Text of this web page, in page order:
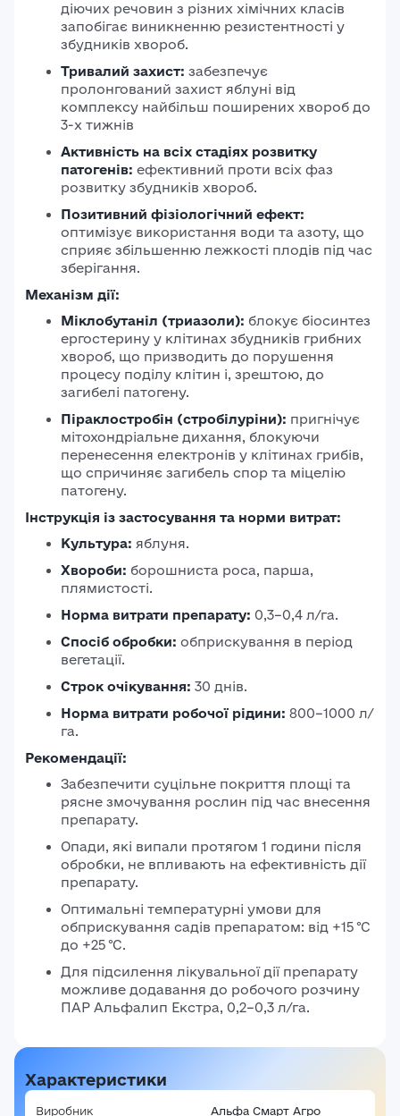
діючих речовин з різних хімічних класів
запобігає виникненню резистентності у
збудників хвороб.
Тривалий захист: забезпечує
пролонгований захист яблуні від
комплексу найбільш поширених хвороб до
3-х тижнів
Активність на всіх стадіях розвитку
патогенів: ефективний проти всіх фаз
розвитку збудників хвороб.
Позитивний фізіологічний ефект:
оптимізує використання води та азоту, що
сприяє збільшенню лежкості плодів під час
зберігання.
Механізм дії:
Міклобутаніл (триазоли): блокує біосинтез
ергостерину у клітинах збудників грибних
хвороб, що призводить до порушення
процесу поділу клітин і, зрештою, до
загибелі патогену.
Піраклостробін (стробілуріни): пригнічує
мітохондріальне дихання, блокуючи
перенесення електронів у клітинах грибів,
що спричиняє загибель спор та міцелію
патогену.
Інструкція із застосування та норми витрат:
Культура: яблуня.
Хвороби: борошниста роса, парша,
плямистості.
Норма витрати препарату: 0,3–0,4 л/га.
Спосіб обробки: обприскування в період
вегетації.
Строк очікування: 30 днів.
Норма витрати робочої рідини: 800–1000 л/
га.
Рекомендації:
Забезпечити суцільне покриття площі та
рясне змочування рослин під час внесення
препарату.
Опади, які випали протягом 1 години після
обробки, не впливають на ефективність дії
препарату.
Оптимальні температурні умови для
обприскування садів препаратом: від +15 °C
до +25 °C.
Для підсилення лікувальної дії препарату
можливе додавання до робочого розчину
ПАР Альфалип Екстра, 0,2–0,3 л/га.
Характеристики
Виробник Альфа Смарт Агро